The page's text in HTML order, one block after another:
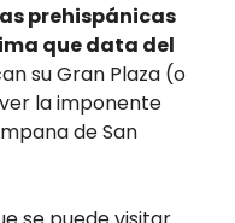
prehispánicas
que data del
su Gran Plaza (o
la imponente
de San